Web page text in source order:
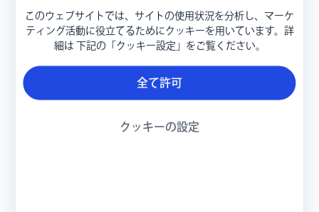
このウェブサイトでは、サイトの使用状況を分析し、マーケ
ティング活動に役立てるためにクッキーを用いています。詳
細は 下記の「クッキー設定」をご覧ください。
全て許可
クッキーの設定
工藤彩さん